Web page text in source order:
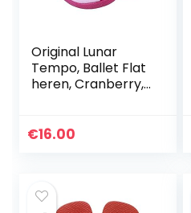
Original Lunar
Tempo, Ballet Flat
heren, Cranberry,
€16.00